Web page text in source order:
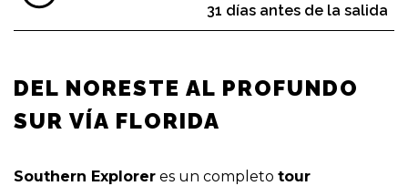
TOURS MÁS VENDIDOS
Servicio de guía turístico
Excursión de 2 Días Cataratas del Niágara
31 días antes de la salida
DEL NORESTE AL PROFUNDO
SUR VÍA FLORIDA
Southern Explorer es un completo tour